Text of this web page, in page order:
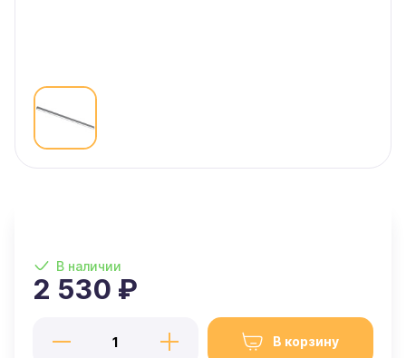
В наличии
2 530 ₽
В корзину